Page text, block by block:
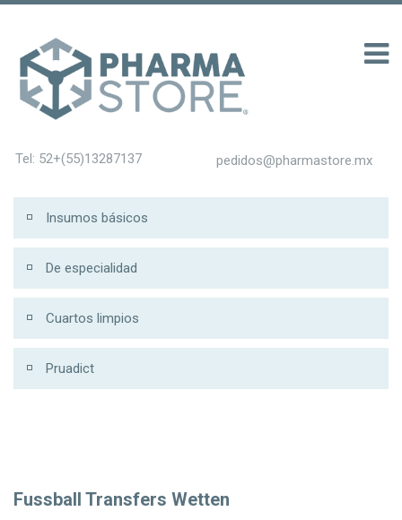
Tel: 52+(55)13287137 pedidos@pharmastore.mx
Insumos básicos
De especialidad
Cuartos limpios
Pruadict
Fussball Transfers Wetten